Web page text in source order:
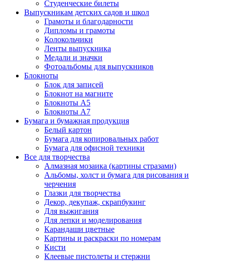
Студенческие билеты
Выпускникам детских садов и школ
Грамоты и благодарности
Дипломы и грамоты
Колокольчики
Ленты выпускника
Медали и значки
Фотоальбомы для выпускников
Блокноты
Блок для записей
Блокнот на магните
Блокноты А5
Блокноты А7
Бумага и бумажная продукция
Белый картон
Бумага для копировальных работ
Бумага для офисной техники
Все для творчества
Алмазная мозаика (картины стразами)
Альбомы, холст и бумага для рисования и
черчения
Глазки для творчества
Декор, декупаж, скрапбукинг
Для выжигания
Для лепки и моделирования
Карандаши цветные
Картины и раскраски по номерам
Кисти
Клеевые пистолеты и стержни